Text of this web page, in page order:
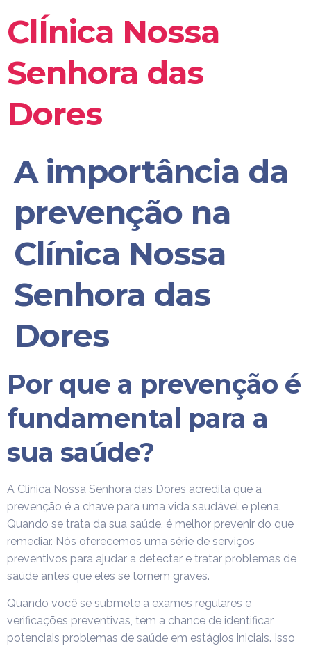
ClÍnica Nossa
Senhora das
Dores
A importância da
prevenção na
Clínica Nossa
Senhora das
Dores
Por que a prevenção é
fundamental para a
sua saúde?
A Clínica Nossa Senhora das Dores acredita que a
prevenção é a chave para uma vida saudável e plena.
Quando se trata da sua saúde, é melhor prevenir do que
remediar. Nós oferecemos uma série de serviços
preventivos para ajudar a detectar e tratar problemas de
saúde antes que eles se tornem graves.
Quando você se submete a exames regulares e
verificações preventivas, tem a chance de identificar
potenciais problemas de saúde em estágios iniciais. Isso